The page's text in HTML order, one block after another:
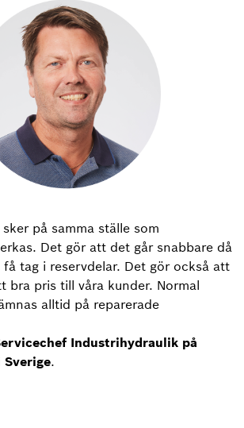
på samma ställe som
Det gör att det går snabbare då
tag i reservdelar. Det gör också att
bra pris till våra kunder. Normal
alltid på reparerade
Industrihydraulik på
Sverige.